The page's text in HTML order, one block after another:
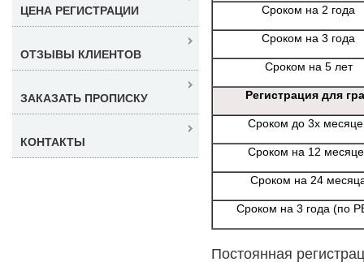
Сроком на 2 года
Сроком на 3 года
Сроком на 5 лет
Регистрация для
Сроком до 3х
Сроком на 12
Сроком на 24
Сроком на 3 года (по
Постоянная
ЦЕНА РЕГИСТРАЦИИ
ОТЗЫВЫ КЛИЕНТОВ
ЗАКАЗАТЬ ПРОПИСКУ
КОНТАКТЫ